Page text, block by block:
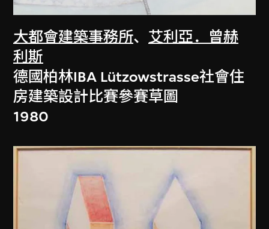
大都會建築事務所、 艾利亞．曾赫
利斯
德國柏林IBA Lützowstrasse社會住
房建築設計比賽參賽草圖
1980